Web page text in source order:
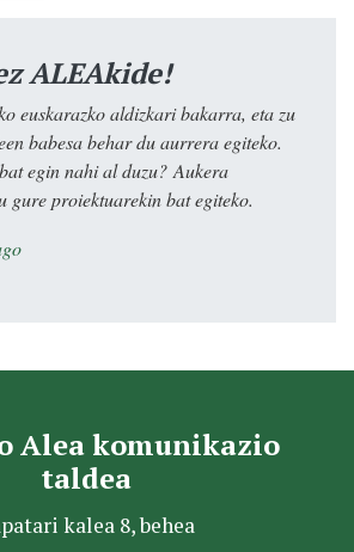
ALEAkide!
euskarazko aldizkari bakarra, eta zu
babesa behar du aurrera egiteko.
egin nahi al duzu? Aukera
gure proiektuarekin bat egiteko.
Alea komunikazio
taldea
kalea 8, behea